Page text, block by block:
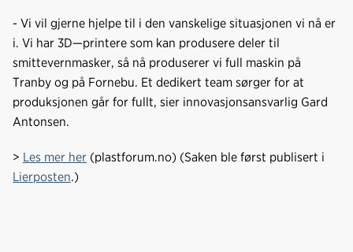
k
n
- Vi vil gjerne hjelpe til i den vanskelige situasjonen vi nå er
i. Vi har 3D—printere som kan produsere deler til
smittevernmasker, så nå produserer vi full maskin på
Tranby og på Fornebu. Et dedikert team sørger for at
produksjonen går for fullt, sier innovasjonsansvarlig Gard
Antonsen.
> Les mer her (plastforum.no) (Saken ble først publisert i
Lierposten.)